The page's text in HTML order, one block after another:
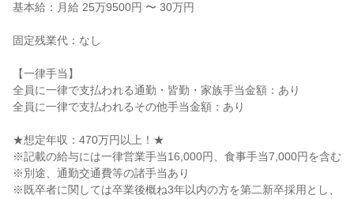
基本給：月給 25万9500円 〜 30万円
固定残業代：なし
【一律手当】
全員に一律で支払われる通勤・皆勤・家族手当金額：あり
全員に一律で支払われるその他手当金額：あり
★想定年収：470万円以上！★
※記載の給与には一律営業手当16,000円、食事手当7,000円を含む
※別途、通勤交通費等の諸手当あり
※既卒者に関しては卒業後概ね3年以内の方を第二新卒採用とし、